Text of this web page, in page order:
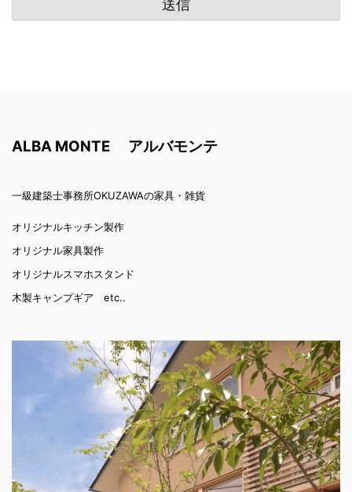
ALBA MONTE アルバモンテ
一級建築士事務所OKUZAWAの家具・雑貨
オリジナルキッチン製作
オリジナル家具製作
オリジナルスマホスタンド
木製キャンプギア etc..